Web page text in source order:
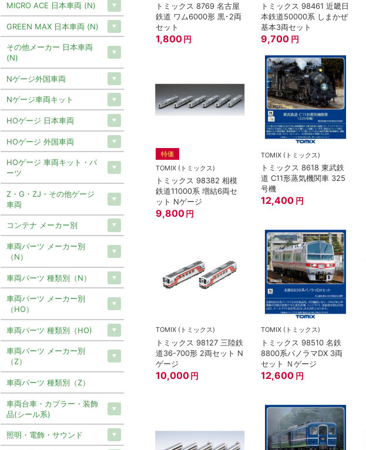
トミックス 8769 名古屋
鉄道 ワム6000形 黒･2両
セット
1,800 円
トミックス 98461 近畿日
本鉄道50000系 しまかぜ
基本3両セット
9,700 円
特価
TOMIX (トミックス)
トミックス 98382 相模
鉄道11000系 増結6両セ
ット Nゲージ
9,800 円
TOMIX (トミックス)
トミックス 8618 東武鉄
道 C11形蒸気機関車 325
号機
12,400 円
TOMIX (トミックス)
トミックス 98127 三陸鉄
道36-700形 2両セット N
ゲージ
10,000 円
TOMIX (トミックス)
トミックス 98510 名鉄
8800系パノラマDX 3両
セット Ｎゲージ
12,600 円
MICRO ACE 日本車両 (N)
GREEN MAX 日本車両 (N)
その他メーカー 日本車両
(N)
Nゲージ外国車両
Nゲージ車両キット
HOゲージ 日本車両
HOゲージ 外国車両
HOゲージ 車両キット・パ
ーツ
Z・G・ZJ・その他ゲージ
車両
コンテナ メーカー別
車両パーツ メーカー別
（N）
車両パーツ 種類別（N）
車両パーツ メーカー別
（HO）
車両パーツ 種類別（HO)
車両パーツ メーカー別
（Z）
車両パーツ 種類別（Z）
車両台車・カプラー・装飾
品(シール系)
照明・電飾・サウンド